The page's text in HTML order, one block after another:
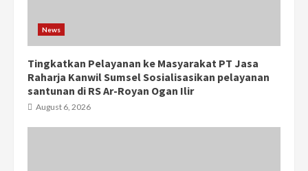
News
Tingkatkan Pelayanan ke Masyarakat PT Jasa
Raharja Kanwil Sumsel Sosialisasikan pelayanan
santunan di RS Ar-Royan Ogan Ilir
August 6, 2026